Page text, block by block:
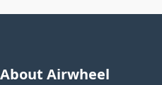
About Airwheel